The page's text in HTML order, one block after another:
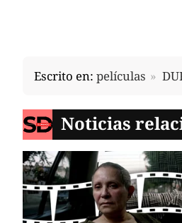
Escrito en: películas
Noticias